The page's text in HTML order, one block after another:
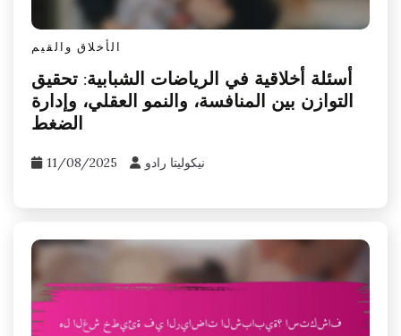
الأخلاق والقيم
أسئلة أخلاقية في الرياضات الشبابية: تحقيق
التوازن بين المنافسة، والنمو العقلي، وإدارة
الضغط
11/08/2025 نيكوليتا رادو